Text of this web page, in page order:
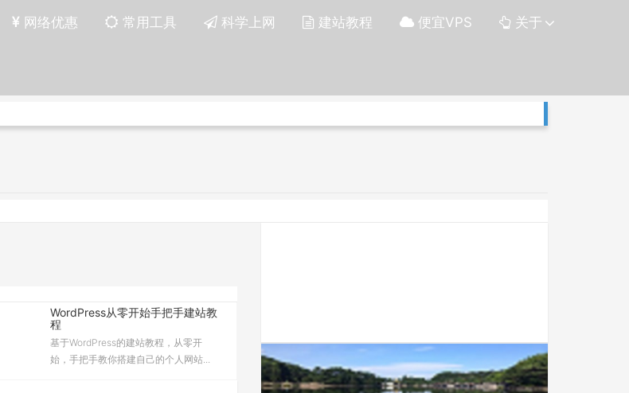
网络优惠 常用工具 科学上网 建站教程 便宜VPS 关于
WordPress从零开始手把手建站教
程
基于WordPress的建站教程，从零开
始，手把手教你搭建自己的个人网站...